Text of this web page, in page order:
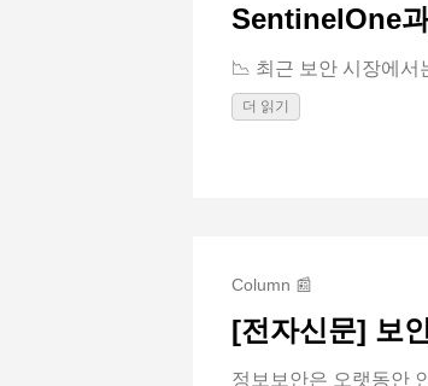
SentinelOne
📉 최근 보안 시장에서
더 읽기
Column 📰
[전자신문] 보
정보보안은 오랫동안